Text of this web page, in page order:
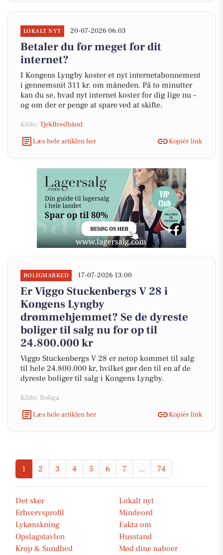
LOKALT NYT 20-07-2026 06:03
Betaler du for meget for dit
internet?
I Kongens Lyngby koster et nyt internetabonnement
i gennemsnit 311 kr. om måneden. På to minutter
kan du se, hvad nyt internet koster for dig lige nu –
og om der er penge at spare ved at skifte.
Kilde: TjekBredbånd
Læs hele artiklen her
Kopiér link
BOLIGMARKED 17-07-2026 13:00
Er Viggo Stuckenbergs V 28 i
Kongens Lyngby
drømmehjemmet? Se de dyreste
boliger til salg nu for op til
24.800.000 kr
Viggo Stuckenbergs V 28 er netop kommet til salg
til hele 24.800.000 kr, hvilket gør den til en af de
dyreste boliger til salg i Kongens Lyngby.
Kilde: Boliga
Læs hele artiklen her
Kopiér link
1 2 3 4 5 6 7 ... 74
Det sker
Lokalt nyt
Erhvervsprofil
Mindeord
Lykønskning
Fakta om
Opslagstavlen
Husstand
Krop & Sundhed
Mød dine naboer